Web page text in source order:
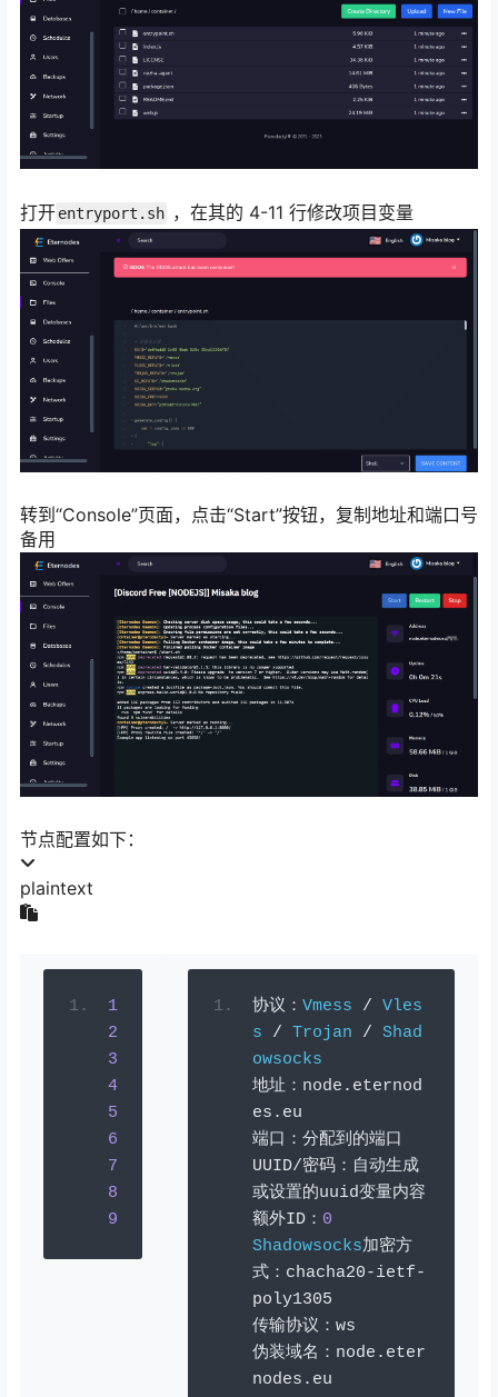
打开entryport.sh ，在其的 4-11 行修改项目变量
转到“Console”页面，点击“Start”按钮，复制地址和端口号
备用
节点配置如下：
plaintext
1
2
3
4
5
6
7
8
9
协议： Vmess / Vles
s
/ Trojan / Shad
owsocks
地址： node . eternod
es . eu
端口：分配到的端口
UUID/密码：自动生成
或设置的uuid变量内容
额外ID： 0
Shadowsocks加密方
式： chacha20-ietf-
poly1305
传输协议： ws
伪装域名： node . eter
nodes . eu